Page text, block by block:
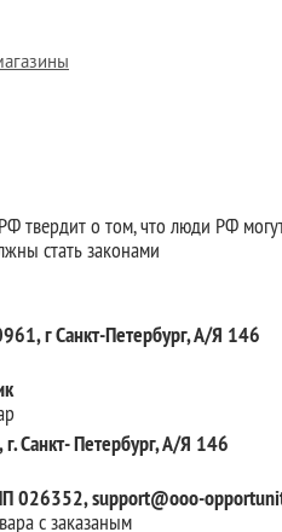
твердит о том, что люди РФ
стать законами
г Санкт-Петербург, А/Я 146
Санкт- Петербург, А/Я 146
support@ooo-
с заказаным